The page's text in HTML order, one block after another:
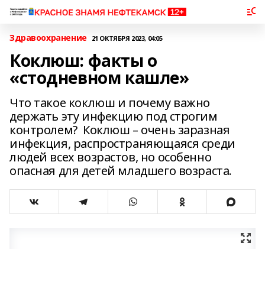
Здравоохранение 21 ОКТЯБРЯ 2023, 04:05
Коклюш: факты о
«стодневном кашле»
Что такое коклюш и почему важно
держать эту инфекцию под строгим
контролем? Коклюш – очень заразная
инфекция, распространяющаяся среди
людей всех возрастов, но особенно
опасная для детей младшего возраста.